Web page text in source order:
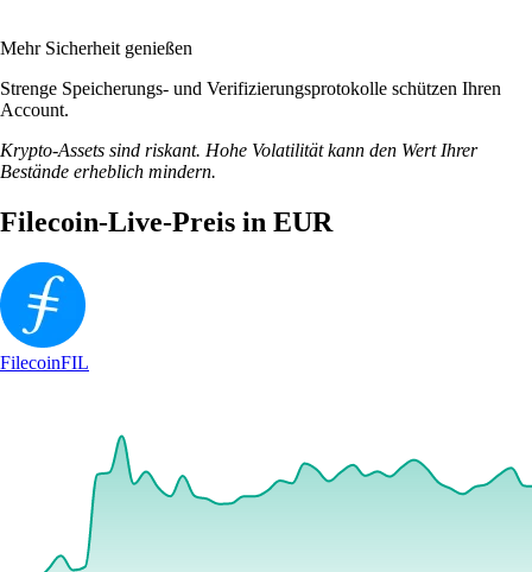
Mehr Sicherheit genießen
Strenge Speicherungs- und Verifizierungsprotokolle schützen Ihren
Account.
Krypto-Assets sind riskant. Hohe Volatilität kann den Wert Ihrer
Bestände erheblich mindern.
Filecoin-Live-Preis in EUR
FilecoinFIL